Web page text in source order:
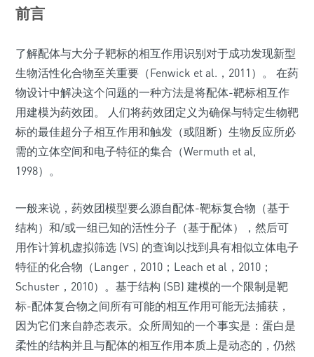
前言
了解配体与大分子靶标的相互作用识别对于成功发现新型
生物活性化合物至关重要（Fenwick et al.，2011）。 在药
物设计中解决这个问题的一种方法是将配体-靶标相互作
用建模为药效团。 人们将药效团定义为确保与特定生物靶
标的最佳超分子相互作用和触发（或阻断）生物反应所必
需的立体空间和电子特征的集合（Wermuth et al,
1998）。
一般来说，药效团模型要么源自配体-靶标复合物（基于
结构）和/或一组已知的活性分子（基于配体），然后可
用作计算机虚拟筛选 (VS) 的查询以找到具有相似立体电子
特征的化合物（Langer，2010；Leach et al，2010；
Schuster，2010）。基于结构 (SB) 建模的一个限制是靶
标-配体复合物之间所有可能的相互作用可能无法捕获，
因为它们来自静态表示。众所周知的一个事实是：蛋白是
柔性的结构并且与配体的相互作用本质上是动态的，仍然